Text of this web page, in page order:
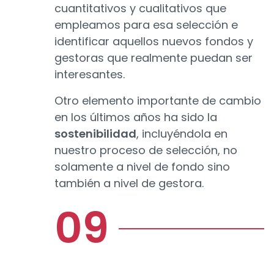
cuantitativos y cualitativos que
empleamos para esa selección e
identificar aquellos nuevos fondos y
gestoras que realmente puedan ser
interesantes.
Otro elemento importante de cambio
en los últimos años ha sido la
sostenibilidad, incluyéndola en
nuestro proceso de selección, no
solamente a nivel de fondo sino
también a nivel de gestora.